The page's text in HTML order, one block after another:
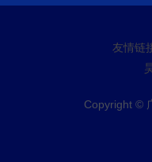
友情链
Copyright ©